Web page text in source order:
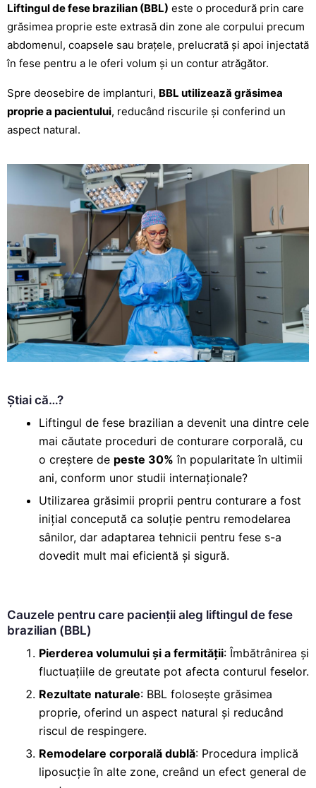
Liftingul de fese brazilian (BBL) este o procedură prin care
grăsimea proprie este extrasă din zone ale corpului precum
abdomenul, coapsele sau brațele, prelucrată și apoi injectată
în fese pentru a le oferi volum și un contur atrăgător.
Spre deosebire de implanturi, BBL utilizează grăsimea
proprie a pacientului, reducând riscurile și conferind un
aspect natural.
Știai că…?
Liftingul de fese braziliana devenit una dintre cele
mai căutate proceduri de conturare corporală, cu
o creștere de peste 30% în popularitate în ultimii
ani, conform unor studii internaționale?
Utilizarea grăsimii proprii pentru conturare a fost
inițial concepută ca soluție pentru remodelarea
sânilor, dar adaptarea tehnicii pentru fese s-a
dovedit mult mai eficientă și sigură.
Cauzele pentru care pacienții aleg liftingul de fese
brazilian (BBL)
Pierderea volumului și a fermității: Îmbătrânirea și
fluctuațiile de greutate pot afecta conturul feselor.
Rezultate naturale: BBL folosește grăsimea
proprie, oferind un aspect natural și reducând
riscul de respingere.
Remodelare corporală dublă: Procedura implică
liposucție în alte zone, creând un efect general de